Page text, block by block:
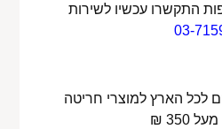
התקשרו עכשיו לשירות
03-
לכל הארץ למוצרי חריטה